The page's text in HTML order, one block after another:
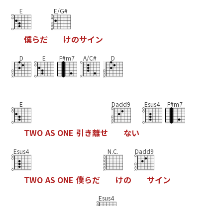
E
僕らだ
E/G#
けのサイン
D E F#m7 A/C# D
E
TWOAS ONE 引き離せ
Dadd9
ない
Esus4 F#m7
Esus4
TWO AS ONE 僕らだ
N.C.
けの
Dadd9
サイン
Esus4